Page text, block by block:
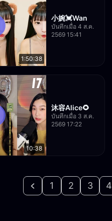
1:50:38
小婉💓Wan
บันทึกเมื่อ 4 ส.ค.
2569 15:41
10:38
沐容Alice🌻
บันทึกเมื่อ 3 ส.ค.
2569 17:22
1 2 3 4